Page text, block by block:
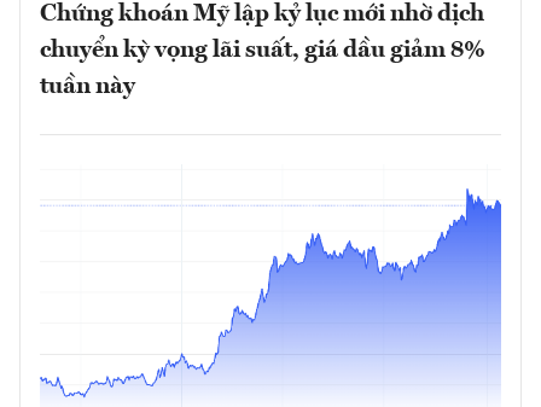
Chứng khoán Mỹ lập kỷ lục mới nhờ dịch
chuyển kỳ vọng lãi suất, giá dầu giảm 8%
tuần này